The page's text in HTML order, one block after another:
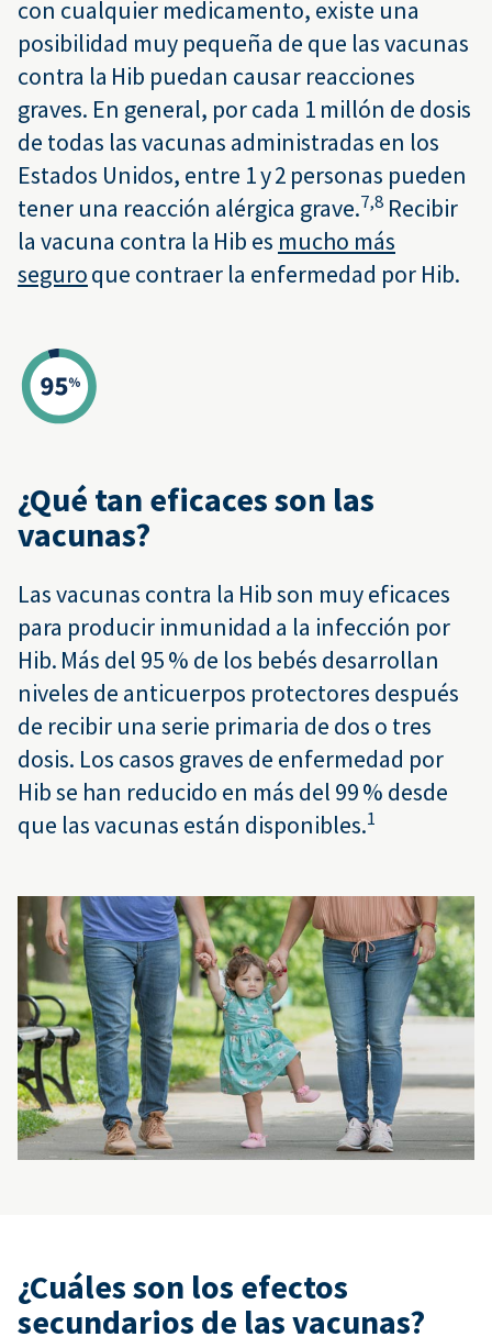
con cualquier medicamento, existe una
posibilidad muy pequeña de que las vacunas
contra la Hib puedan causar reacciones
graves. En general, por cada 1 millón de dosis
de todas las vacunas administradas en los
Estados Unidos, entre 1 y 2 personas pueden
tener una reacción alérgica grave.7,8 Recibir
la vacuna contra la Hib es mucho más
seguroque contraer la enfermedad por Hib.
¿Qué tan eficaces son las
vacunas?
Las vacunas contra la Hib son muy eficaces
para producir inmunidad a la infección por
Hib. Más del 95 % de los bebés desarrollan
niveles de anticuerpos protectores después
de recibir una serie primaria de dos o tres
dosis. Los casos graves de enfermedad por
Hib se han reducido en más del 99 % desde
que las vacunas están disponibles.1
¿Cuáles son los efectos
secundarios de las vacunas?